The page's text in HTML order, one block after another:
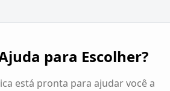
para Escolher?
está pronta para ajudar você a